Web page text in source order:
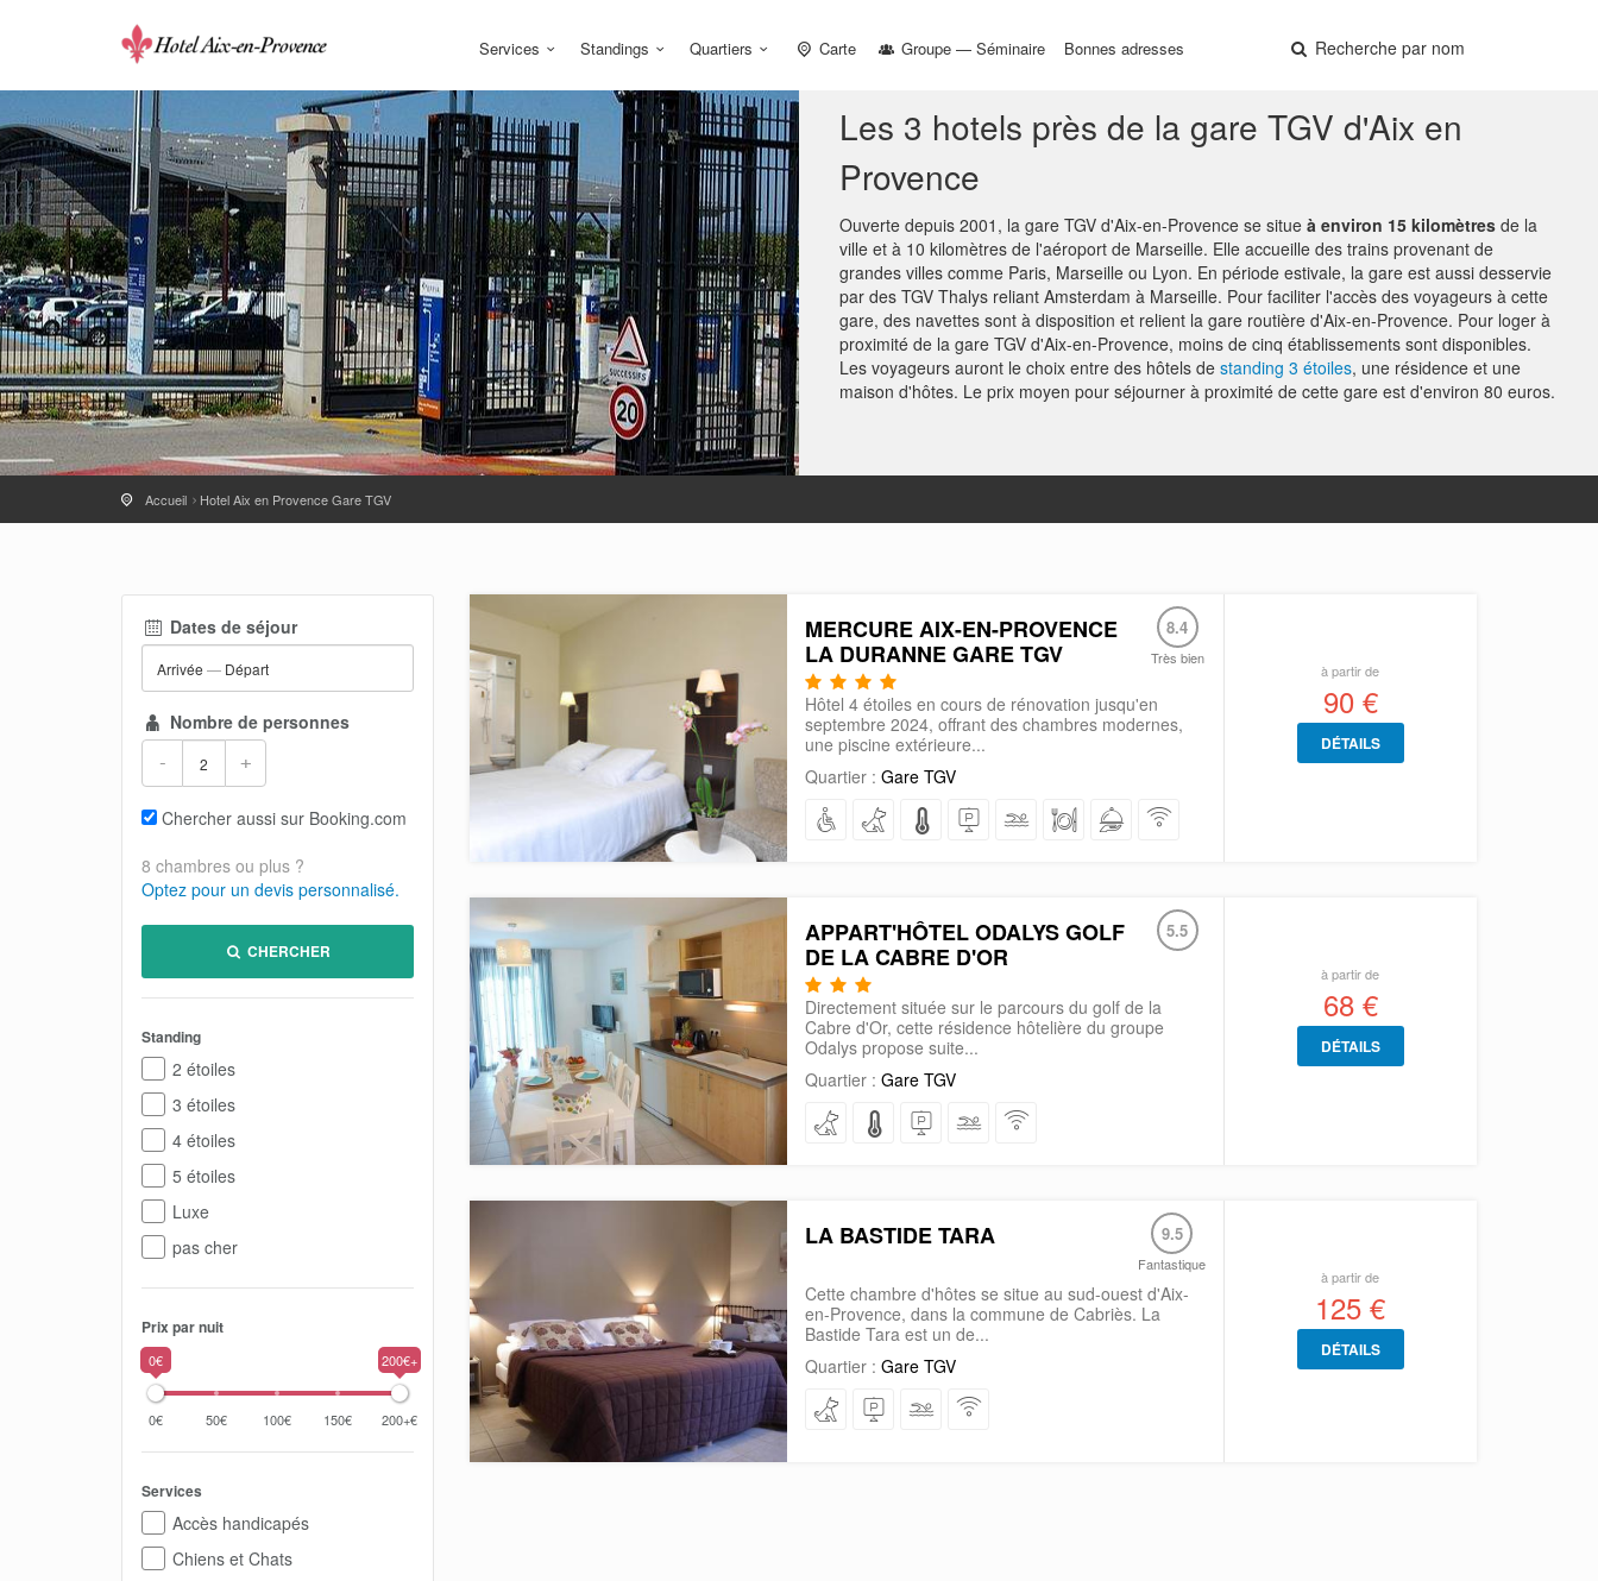
Services Standings Quartiers Carte Groupe — Séminaire Bonnes adresses Recherche par nom
Les 3 hotels près de la gare TGV d'Aix en
Provence
Ouverte depuis 2001, la gare TGV d'Aix-en-Provence se situe à environ 15 kilomètresde la
ville et à 10 kilomètres de l'aéroport de Marseille. Elle accueille des trains provenant de
grandes villes comme Paris, Marseille ou Lyon. En période estivale, la gare est aussi desservie
par des TGV Thalys reliant Amsterdam à Marseille. Pour faciliter l'accès des voyageurs à cette
gare, des navettes sont à disposition et relient la gare routière d'Aix-en-Provence. Pour loger à
proximité de la gare TGV d'Aix-en-Provence, moins de cinq établissements sont disponibles.
Les voyageurs auront le choix entre des hôtels de standing 3 étoiles, une résidence et une
maison d'hôtes. Le prix moyen pour séjourner à proximité de cette gare est d'environ 80 euros.
Accueil Hotel Aix en Provence Gare TGV
Dates de séjour
Arrivée — Départ
Nombre de personnes
- +
Chercher aussi sur Booking.com
8 chambres ou plus ?
Optez pour un devis personnalisé.
CHERCHER
Standing
2 étoiles
3 étoiles
4 étoiles
5 étoiles
Luxe
pas cher
Prix par nuit
0€ 50€ 100€ 150€ 200+€
0€ 200€+
Services
Accès handicapés
Chiens et Chats
MERCURE AIX-EN-PROVENCE
LA DURANNE GARE TGV
8.4
Très bien
Hôtel 4 étoiles en cours de rénovation jusqu'en
septembre 2024, offrant des chambres modernes,
une piscine extérieure...
Quartier : Gare TGV
à partir de
90 €
DÉTAILS
APPART'HÔTEL ODALYS GOLF
DE LA CABRE D'OR
5.5
Directement située sur le parcours du golf de la
Cabre d'Or, cette résidence hôtelière du groupe
Odalys propose suite...
Quartier : Gare TGV
à partir de
68 €
DÉTAILS
LA BASTIDE TARA 9.5
Fantastique
Cette chambre d'hôtes se situe au sud-ouest d'Aix-
en-Provence, dans la commune de Cabriès. La
Bastide Tara est un de...
Quartier : Gare TGV
à partir de
125 €
DÉTAILS